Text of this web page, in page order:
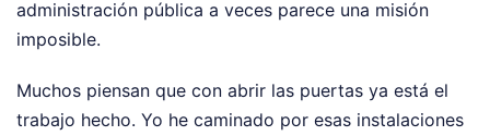
administración pública a veces parece una misión
imposible.
Muchos piensan que con abrir las puertas ya está el
trabajo hecho. Yo he caminado por esas instalaciones